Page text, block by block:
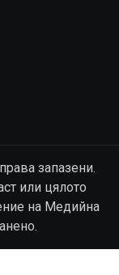
запазени.
или цялото
на Медийна